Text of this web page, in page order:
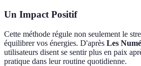
Un Impact Positif
Cette méthode régule non seulement le
équilibrer vos énergies. D'après Les
utilisateurs disent se sentir plus en paix
pratique dans leur routine quotidienne.